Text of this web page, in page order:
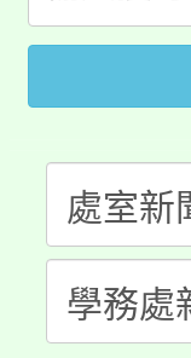
代理
轉知
《
程，
心理
系所
轉
縣市
門員
踴躍
要點
「桃
展演
115
義教